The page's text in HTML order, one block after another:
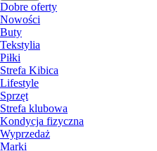
Dobre oferty
Nowości
Buty
Tekstylia
Piłki
Strefa Kibica
Lifestyle
Sprzęt
Strefa klubowa
Kondycja fizyczna
Wyprzedaż
Marki